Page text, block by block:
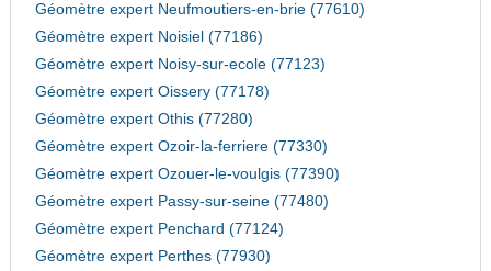
Géomètre expert Neufmoutiers-en-brie (77610)
Géomètre expert Noisiel (77186)
Géomètre expert Noisy-sur-ecole (77123)
Géomètre expert Oissery (77178)
Géomètre expert Othis (77280)
Géomètre expert Ozoir-la-ferriere (77330)
Géomètre expert Ozouer-le-voulgis (77390)
Géomètre expert Passy-sur-seine (77480)
Géomètre expert Penchard (77124)
Géomètre expert Perthes (77930)